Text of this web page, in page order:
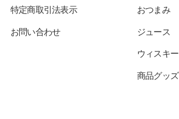
特定商取引法表示
お問い合わせ
おつまみ
ジュース
ウィスキー
商品グッズ